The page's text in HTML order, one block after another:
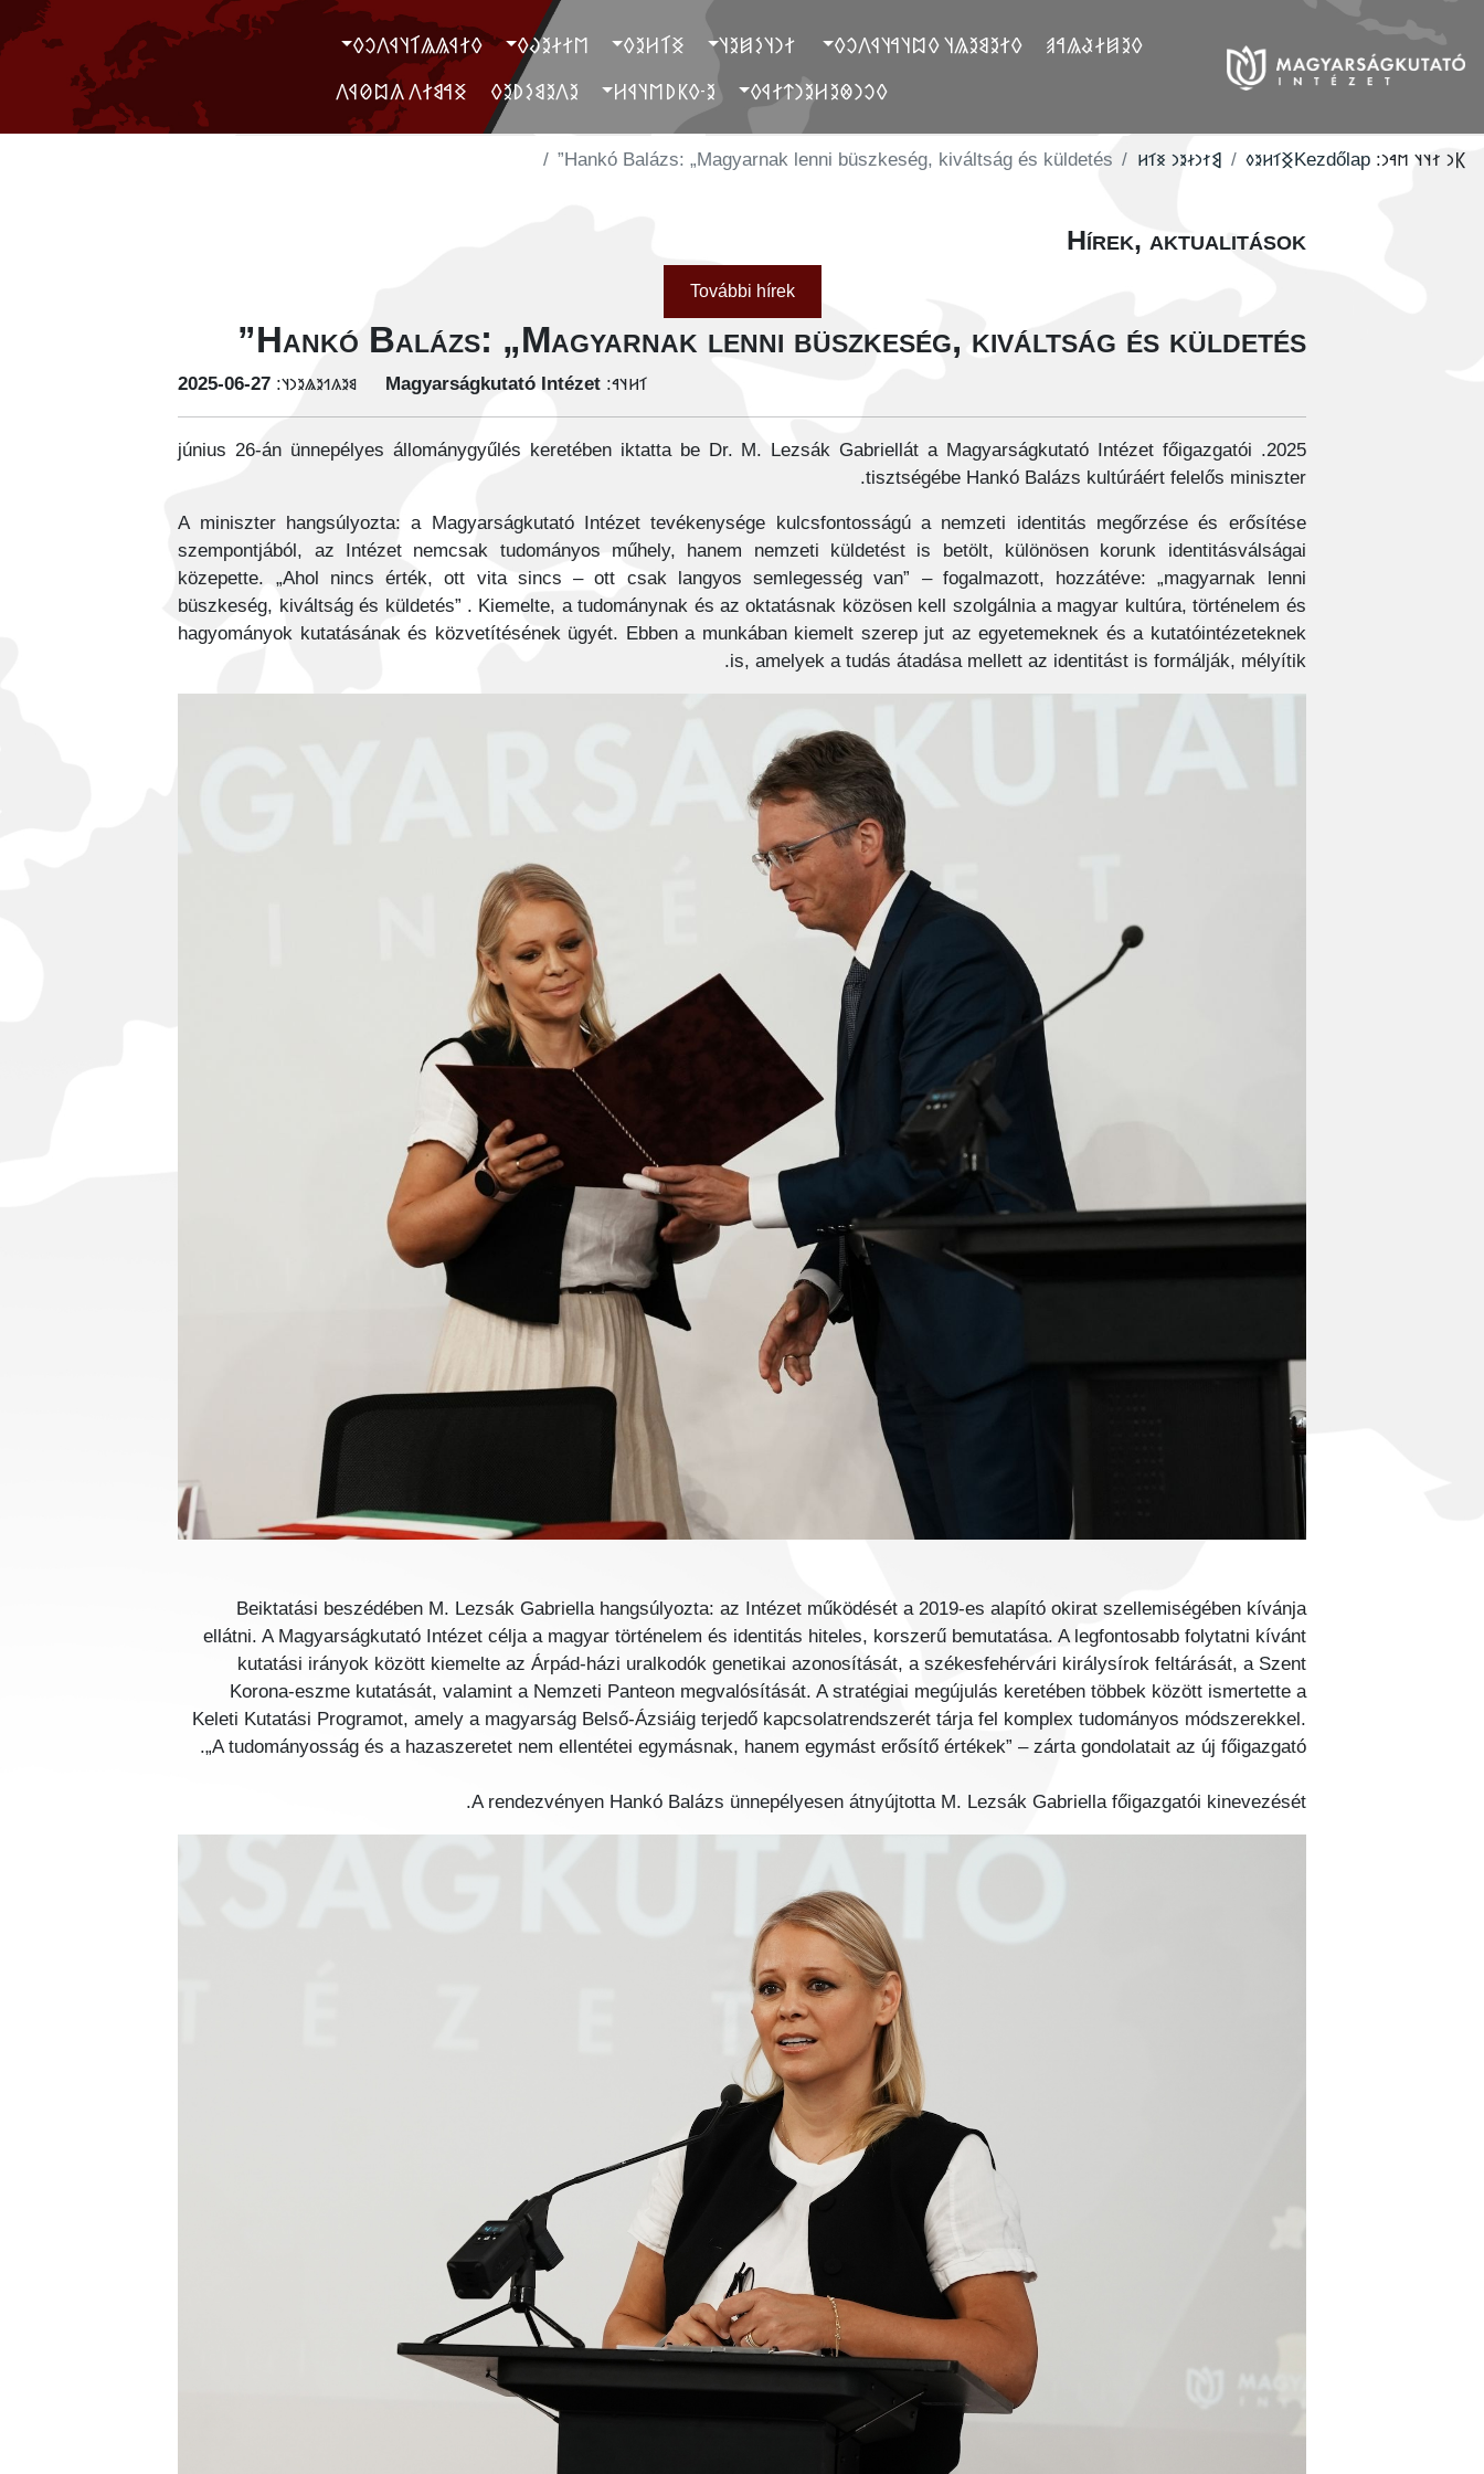
𐲓𐲉𐲯𐲇𐲟𐲖𐲀𐲠
‮ 𐲓𐲐𐲉𐲘𐲉𐲖𐲦 𐲓𐲪𐲦𐲀𐲦𐲁𐲤𐲛𐲓
‮ 𐲐𐲙𐲦𐲋𐲯𐲉𐲦
‮𐲏𐲑𐲢𐲉𐲓
‮𐲮𐲐𐲇𐲉𐲜𐲓
‮𐲓𐲐𐲁𐲖𐲖𐲑𐲦𐲁𐲤𐲛𐲓
‮𐲓𐲛𐲙𐲌𐲉𐲢𐲉𐲙𐲄𐲐𐲁𐲓
‮𐲉-𐲓𐲞𐲚𐲮𐲦𐲁𐲢
‮𐲉𐲤𐲉𐲘𐲋𐲚𐲉𐲓
‮ ‮𐲏𐲀𐲘𐲐𐲤 𐲍𐲪𐲗𐲁𐲤
𐲞𐳙 𐳐𐳦𐳦 𐳮𐳀𐳙:
Kezdőlap
‮𐲏𐳑𐳢𐳉𐳓
‮𐲘𐳐𐳙𐳇𐳉𐳙 𐳏𐳑𐳢
Hankó Balázs: „Magyarnak lenni büszkeség, kiváltság és küldetés”
Hírek, aktualitások
További hírek
Hankó Balázs: „Magyarnak lenni büszkeség, kiváltság és küldetés”
𐳑𐳢𐳦𐳀:
Magyarságkutató Intézet
𐳘𐳉𐳍𐳒𐳉𐳖𐳉𐳙𐳦:
‭2025-06-27
2025. június 26-án ünnepélyes állománygyűlés keretében iktatta be Dr. M. Lezsák Gabriellát a Magyarságkutató Intézet főigazgatói
tisztségébe Hankó Balázs kultúráért felelős miniszter.
A miniszter hangsúlyozta: a Magyarságkutató Intézet tevékenysége kulcsfontosságú a nemzeti identitás megőrzése és erősítése
szempontjából, az Intézet nemcsak tudományos műhely, hanem nemzeti küldetést is betölt, különösen korunk identitásválságai
közepette. „Ahol nincs érték, ott vita sincs – ott csak langyos semlegesség van” – fogalmazott, hozzátéve: „magyarnak lenni
büszkeség, kiváltság és küldetés” . Kiemelte, a tudománynak és az oktatásnak közösen kell szolgálnia a magyar kultúra, történelem és
hagyományok kutatásának és közvetítésének ügyét. Ebben a munkában kiemelt szerep jut az egyetemeknek és a kutatóintézeteknek
is, amelyek a tudás átadása mellett az identitást is formálják, mélyítik.
Beiktatási beszédében M. Lezsák Gabriella hangsúlyozta: az Intézet működését a 2019-es alapító okirat szellemiségében kívánja
ellátni. A Magyarságkutató Intézet célja a magyar történelem és identitás hiteles, korszerű bemutatása. A legfontosabb folytatni kívánt
kutatási irányok között kiemelte az Árpád-házi uralkodók genetikai azonosítását, a székesfehérvári királysírok feltárását, a Szent
Korona-eszme kutatását, valamint a Nemzeti Panteon megvalósítását. A stratégiai megújulás keretében többek között ismertette a
Keleti Kutatási Programot, amely a magyarság Belső-Ázsiáig terjedő kapcsolatrendszerét tárja fel komplex tudományos módszerekkel.
„A tudományosság és a hazaszeretet nem ellentétei egymásnak, hanem egymást erősítő értékek” – zárta gondolatait az új főigazgató.
A rendezvényen Hankó Balázs ünnepélyesen átnyújtotta M. Lezsák Gabriella főigazgatói kinevezését.